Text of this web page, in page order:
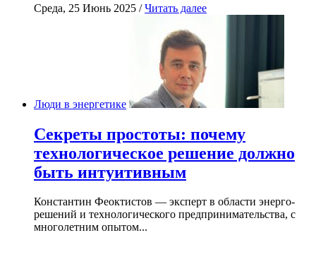
Среда, 25 Июнь 2025 /Читать далее
Люди в энергетике
Секреты простоты: почему
технологическое решение должно
быть интуитивным
Константин Феоктистов — эксперт в области энерго-
решений и технологического предпринимательства, с
многолетним опытом...